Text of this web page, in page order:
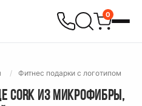
0
Фитнес подарки с логотипом
CORK ИЗ МИКРОФИБРЫ,